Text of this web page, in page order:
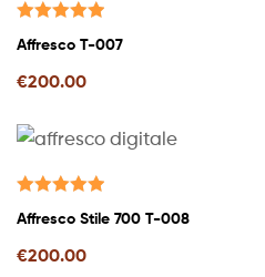
Affresco T-007
€200.00
Affresco Stile 700 T-008
€200.00